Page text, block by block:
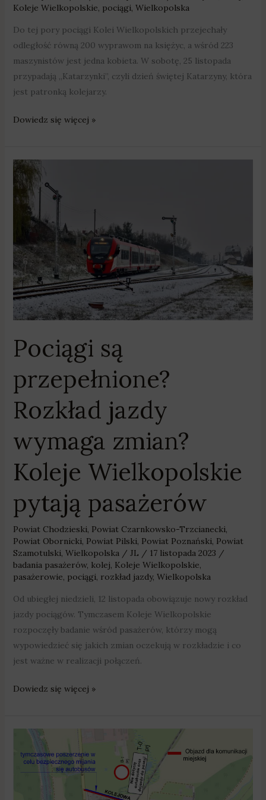
Koleje Wielkopolskie, pociągi, Wielkopolska
Do tej pory pociągi Kolei Wielkopolskich przejechały
odległość równą 200 wyprawom na księżyc, a wśród 223
maszynistów jest jedna kobieta. W sobotę, 25 listopada
przypadają „Katarzynki”, czyli dzień świętej Katarzyny, która
jest patronką kolejarzy.
Dowiedz się więcej »
Pociągi są
przepełnione?
Rozkład jazdy
wymaga zmian?
Koleje Wielkopolskie
pytają pasażerów
Powiat Chodzieski, Powiat Czarnkowsko-Trzcianecki,
Powiat Obornicki, Powiat Pilski, Powiat Poznański, Powiat
Szamotulski, Wielkopolska/ JL / 17 listopada 2023 /
badania pasażerów, kolej, Koleje Wielkopolskie,
pasażerowie, pociągi, rozkład jazdy, Wielkopolska
Od ubiegłej niedzieli, 12 listopada obowiązuje nowy rozkład
jazdy pociągów. Tymczasem Koleje Wielkopolskie
rozpoczęły badanie wśród pasażerów, którzy mogą
wypowiedzieć się jakich zmian oczekują w rozkładzie i co
jest ważne w realizacji połączeń.
Pociągi
są
przepełnione?
Rozkład
wymaga
zmian?
Koleje
Wielkopolskie
pytają
pasażerów
Dowiedz się więcej »
Poważne
utrudnienia
pasażerów